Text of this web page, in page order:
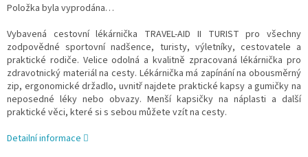
Položka byla vyprodána…
Vybavená cestovní lékárnička TRAVEL-AID II TURIST pro všechny
zodpovědné sportovní nadšence, turisty, výletníky, cestovatele a
praktické rodiče. Velice odolná a kvalitně zpracovaná lékárnička pro
zdravotnický materiál na cesty. Lékárnička má zapínání na obousměrný
zip, ergonomické držadlo, uvnitř najdete praktické kapsy a gumičky na
neposedné léky nebo obvazy. Menší kapsičky na náplasti a další
praktické věci, které si s sebou můžete vzít na cesty.
Detailní informace